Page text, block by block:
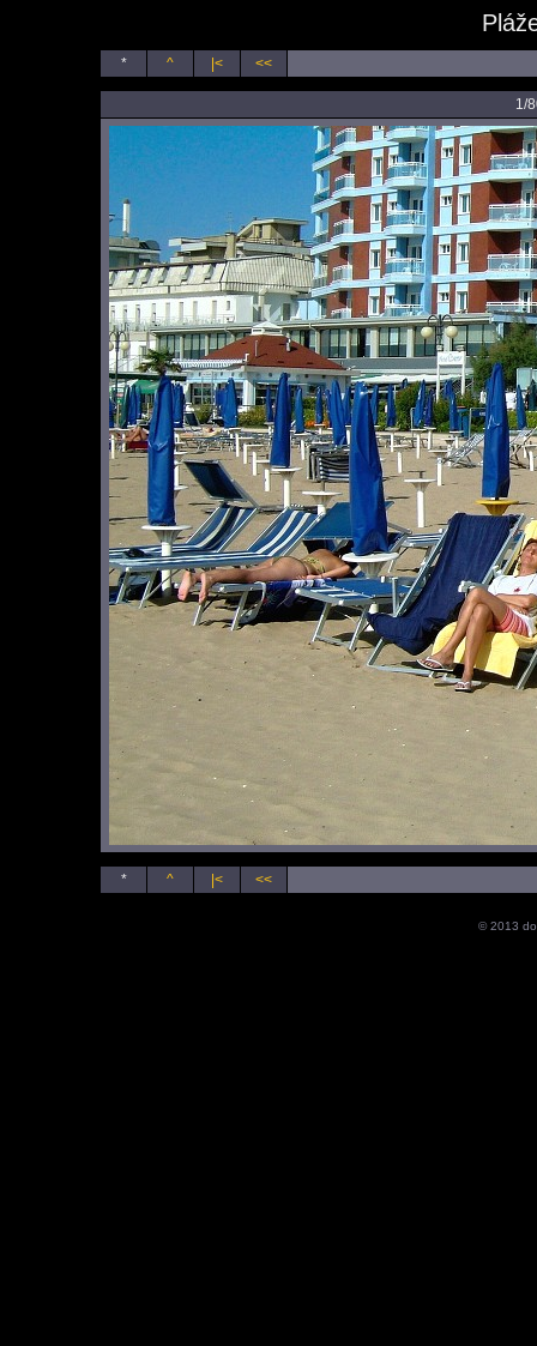
* ^ |< <<
1/
* ^ |< <<
© 2013